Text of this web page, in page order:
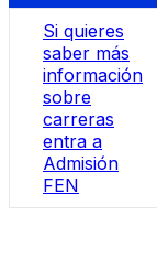
Si quieres
saber más
información
sobre
carreras
entra a
Admisión
FEN